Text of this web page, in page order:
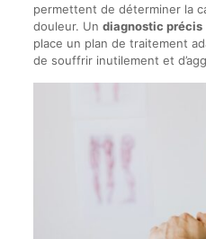
permettent de déterminer la
douleur. Un diagnostic précis
place un plan de traitement
de souffrir inutilement et